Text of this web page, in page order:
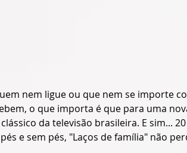
nem ligue ou que nem se importe
o que importa é que para uma
clássico da televisão brasileira. E sim...
e sem pés, "Laços de família" não